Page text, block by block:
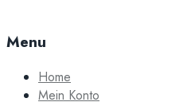
Menu
Home
Mein Konto